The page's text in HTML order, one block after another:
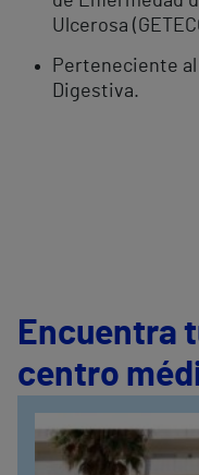
Ulcerosa
Perteneciente
Digestiva.
Encuentra
centro